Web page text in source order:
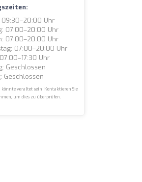
09:30–20:00 Uhr
07:00–20:00 Uhr
07:00–20:00 Uhr
07:00–20:00 Uhr
Uhr
Geschlossen
Geschlossen
könnte veraltet sein. Kontaktieren Sie
um dies zu überprüfen.